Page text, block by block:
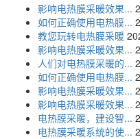
影响电热膜采暖效果...
如何正确使用电热膜...
教您玩转电热膜采暖
影响电热膜采暖效果...
人们对电热膜采暖的...
如何正确使用电热膜...
影响电热膜采暖效果...
影响电热膜采暖效果...
电热膜采暖，建设智...
电热膜采暖系统的使...